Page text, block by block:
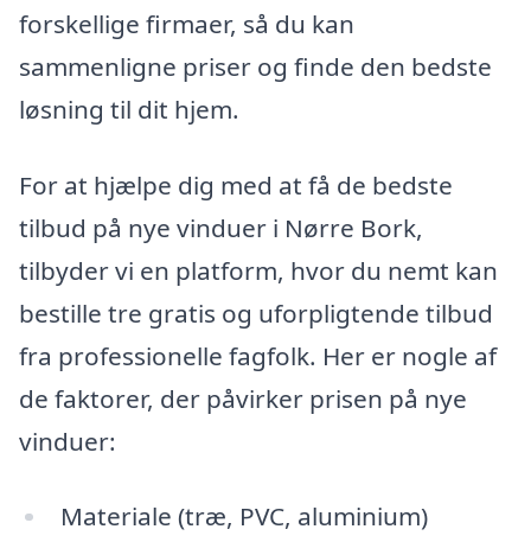
forskellige firmaer, så du kan
sammenligne priser og finde den bedste
løsning til dit hjem.
For at hjælpe dig med at få de bedste
tilbud på nye vinduer i Nørre Bork,
tilbyder vi en platform, hvor du nemt kan
bestille tre gratis og uforpligtende tilbud
fra professionelle fagfolk. Her er nogle af
de faktorer, der påvirker prisen på nye
vinduer:
Materiale (træ, PVC, aluminium)